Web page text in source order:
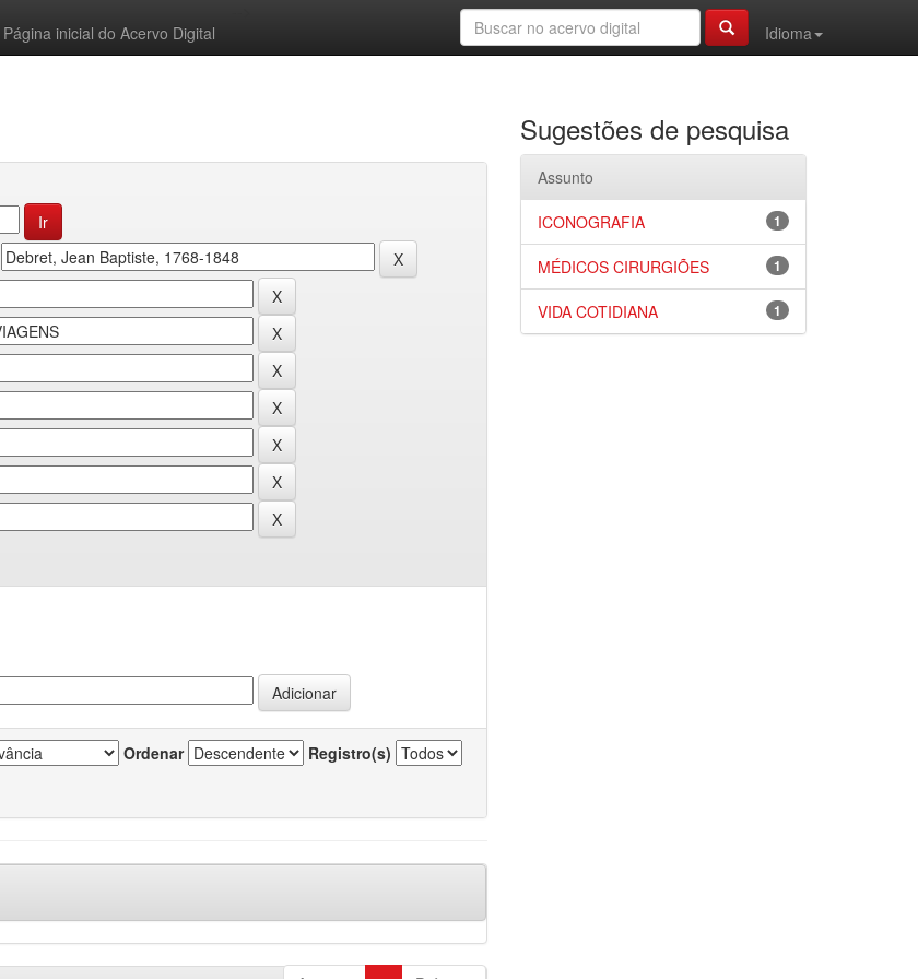
Página inicial do Acervo Digital
Idioma
Ordenar Registro(s)
Sugestões de pesquisa
Assunto
1
ICONOGRAFIA
1
MÉDICOS CIRURGIÕES
1
VIDA COTIDIANA